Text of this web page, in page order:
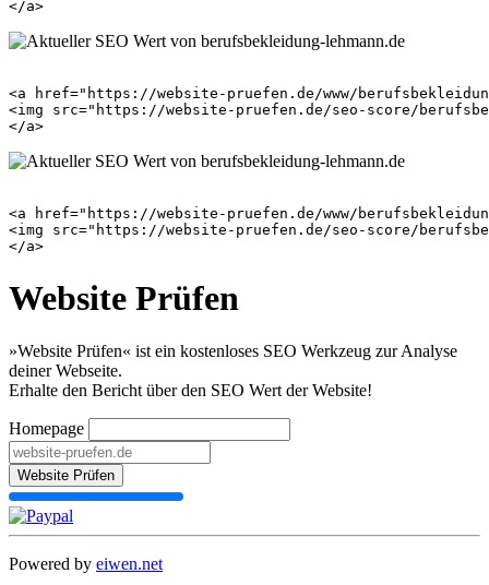
<a href="https://website-pruefen.de/www/
<img src="https://website-pruefen.de/seo-score/
<a href="https://website-pruefen.de/www/
<img src="https://website-pruefen.de/seo-score/
Website Prüfen
»Website Prüfen« ist ein kostenloses SEO Werkzeug zur Analyse
deiner Webseite.
Erhalte den Bericht über den SEO Wert der Website!
Homepage
Website Prüfen
Powered by eiwen.net